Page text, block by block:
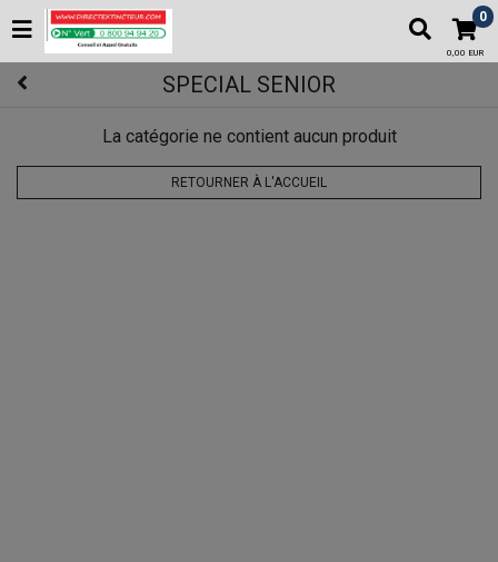
0
0,00 EUR
SPECIAL SENIOR
La catégorie ne contient aucun produit
RETOURNER À L'ACCUEIL